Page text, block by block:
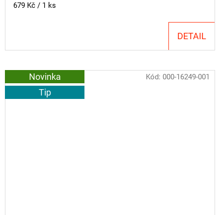
Měrná
679 Kč / 1 ks
DETAIL
Novinka
Tip
Kód: 000-16249-001